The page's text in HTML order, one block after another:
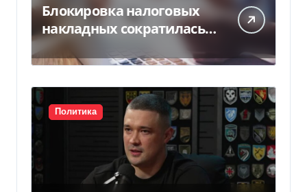
Блокировка налоговых
накладных сократилась
почти в 5 раз
Политика